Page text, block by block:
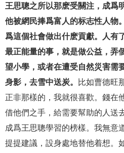
王思聰之所以那麽受關注，成爲
他被網民捧爲富人的标志性人物
爲這個社會做出什麽貢獻。人有
最正能量的事，就是做公益，弄
望小學，或者在遭受自然災害需
身影，去雪中送炭。
比如曹德旺
正非那樣的，我就很喜歡。錢在
借他們之手，給需要幫助的人送
成爲王思聰學習的榜樣。我無意
提提建議，設身處地替他着想。